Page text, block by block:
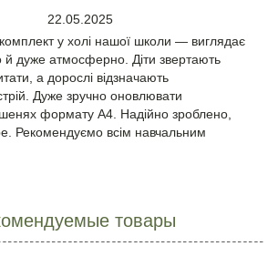
22.05.2025
у холі нашої школи — виглядає
й дуже атмосферно. Діти звертають
а дорослі відзначають
Дуже зручно оновлювати
формату А4. Надійно зроблено,
Рекомендуємо всім навчальним
товары